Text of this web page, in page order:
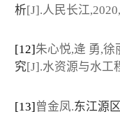
析[J].人民长江
[12]朱心悦,逄 勇,徐
究[J].水资源与水工
[13]曾金凤.东江源